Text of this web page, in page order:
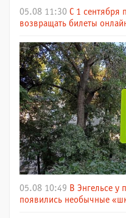
05.08 11:30 С 1 сентября
возвращать билеты
05.08 10:49 В Энгельсе у
появились необычные